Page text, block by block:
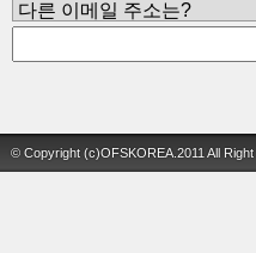
© Copyright (c)OFSKOREA.2011 All Right